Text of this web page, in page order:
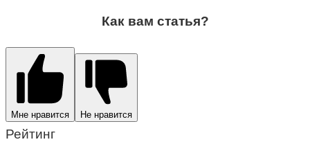
Как вам статья?
Мне нравится Не нравится
Рейтинг